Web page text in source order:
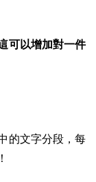
可以增加對一件
的文字分段，每